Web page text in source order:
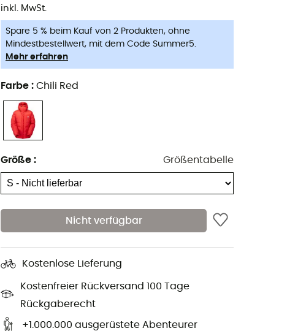
inkl. MwSt.
Spare 5 % beim Kauf von 2 Produkten, ohne
Mindestbestellwert, mit dem Code Summer5.
Mehr erfahren
Farbe : Chili Red
Größe : Größentabelle
Nicht verfügbar
Kostenlose Lieferung
Kostenfreier Rückversand 100 Tage
Rückgaberecht
+1.000.000 ausgerüstete Abenteurer